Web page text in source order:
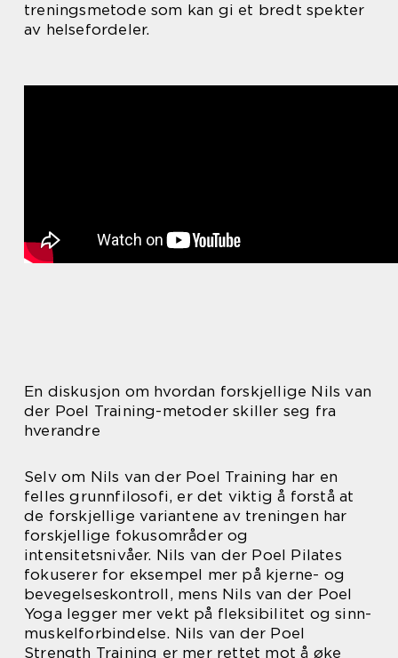
treningsmetode som kan gi et bredt spekter
av helsefordeler.
En diskusjon om hvordan forskjellige Nils van
der Poel Training-metoder skiller seg fra
hverandre
Selv om Nils van der Poel Training har en
felles grunnfilosofi, er det viktig å forstå at
de forskjellige variantene av treningen har
forskjellige fokusområder og
intensitetsnivåer. Nils van der Poel Pilates
fokuserer for eksempel mer på kjerne- og
bevegelseskontroll, mens Nils van der Poel
Yoga legger mer vekt på fleksibilitet og sinn-
muskelforbindelse. Nils van der Poel
Strength Training er mer rettet mot å øke